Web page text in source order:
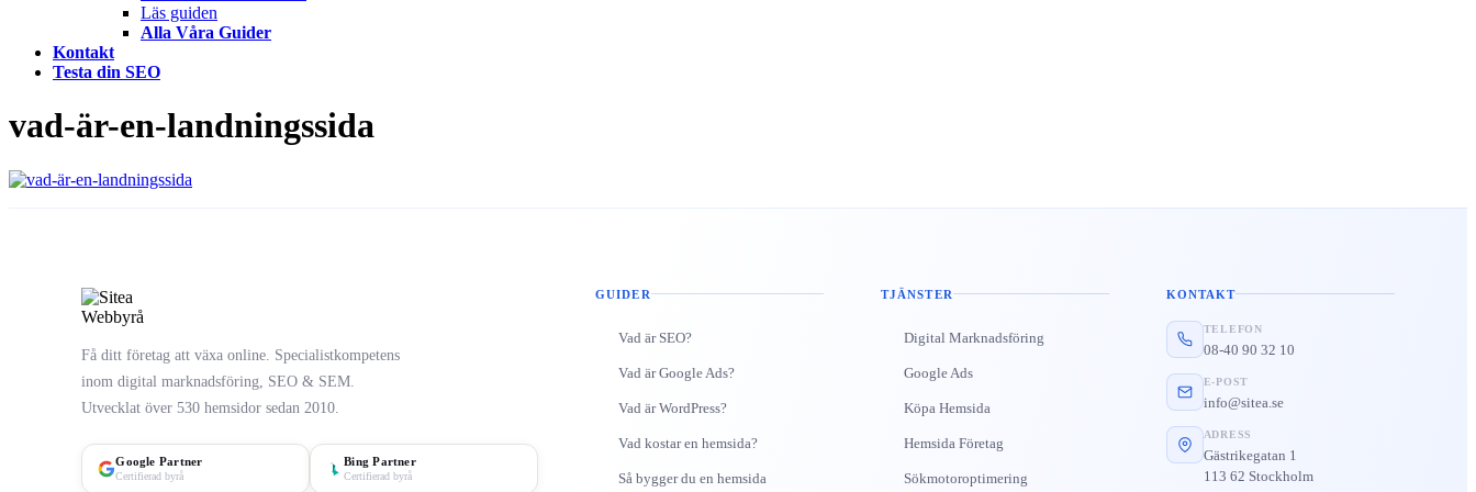
Läs guiden
Alla Våra Guider
Kontakt
Testa din SEO
vad-är-en-landningssida
Få ditt företag att växa online. Specialistkompetens
inom digital marknadsföring, SEO & SEM.
Utvecklat över 530 hemsidor sedan 2010.
Google Partner
Certifierad byrå
Bing Partner
Certifierad byrå
GUIDER
Vad är SEO?
Vad är Google Ads?
Vad är WordPress?
Vad kostar en hemsida?
Så bygger du en hemsida
TJÄNSTER
Digital Marknadsföring
Google Ads
Köpa Hemsida
Hemsida Företag
Sökmotoroptimering
KONTAKT
TELEFON
08-40 90 32 10
E-POST
info@sitea.se
ADRESS
Gästrikegatan 1
113 62 Stockholm